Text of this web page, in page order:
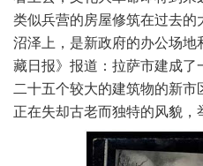
类似兵营的房屋修筑在过去的
沼泽上，是新政府的办公场
藏日报》报道：拉萨市建成
二十五个较大的建筑物的新市
正在失却古老而独特的风貌